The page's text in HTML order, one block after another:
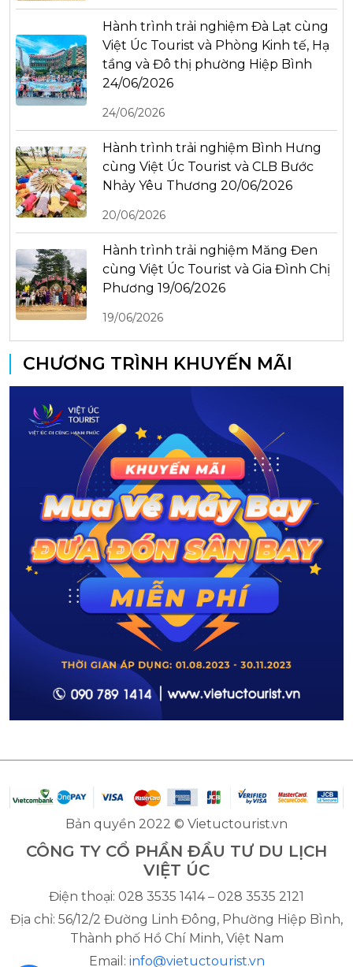
Hành trình trải nghiệm Đà Lạt cùng
Việt Úc Tourist và Phòng Kinh tế, Hạ
tầng và Đô thị phường Hiệp Bình
24/06/2026
24/06/2026
Hành trình trải nghiệm Bình Hưng
cùng Việt Úc Tourist và CLB Bước
Nhảy Yêu Thương 20/06/2026
20/06/2026
Hành trình trải nghiệm Măng Đen
cùng Việt Úc Tourist và Gia Đình Chị
Phương 19/06/2026
19/06/2026
CHƯƠNG TRÌNH KHUYẾN MÃI
Bản quyền 2022 © Vietuctourist.vn
CÔNG TY CỔ PHẦN ĐẦU TƯ DU LỊCH
VIỆT ÚC
Điện thoại: 028 3535 1414 – 028 3535 2121
Địa chỉ: 56/12/2 Đường Linh Đông, Phường Hiệp Bình,
Thành phố Hồ Chí Minh, Việt Nam
Email: info@vietuctourist.vn